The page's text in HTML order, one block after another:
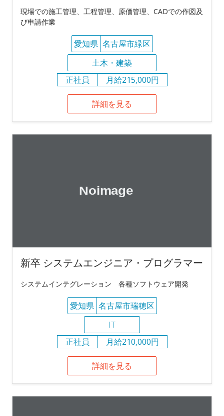
現場での施工管理、工程管理、原価管理、CADでの作図及
び申請作業
愛知県 名古屋市緑区
土木・建築
正社員
月給215,000円
詳細を見る
新卒 システムエンジニア・プログラマー
システムインテグレーション 各種ソフトウェア開発
愛知県 名古屋市瑞穂区
IT
正社員
月給210,000円
詳細を見る